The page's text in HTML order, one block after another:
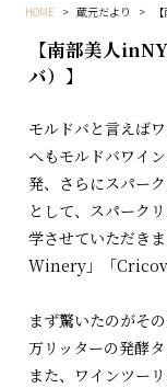
HOME > 蔵元だより >
【南部美人
バ）】
モルドバと言えば
へもモルドバワイ
発、さらにスパー
として、スパーク
学させていただき
Winery」「
まず驚いたのがそ
万リッターの発酵
また、ワインツー